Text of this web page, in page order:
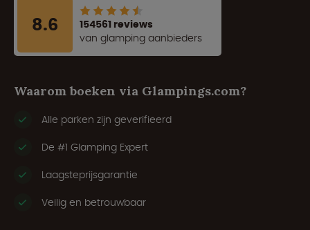
8.6
154561 reviews
van glamping aanbieders
Waarom boeken via Glampings.com?
Alle parken zijn geverifieerd
De #1 Glamping Expert
Laagsteprijsgarantie
Veilig en betrouwbaar